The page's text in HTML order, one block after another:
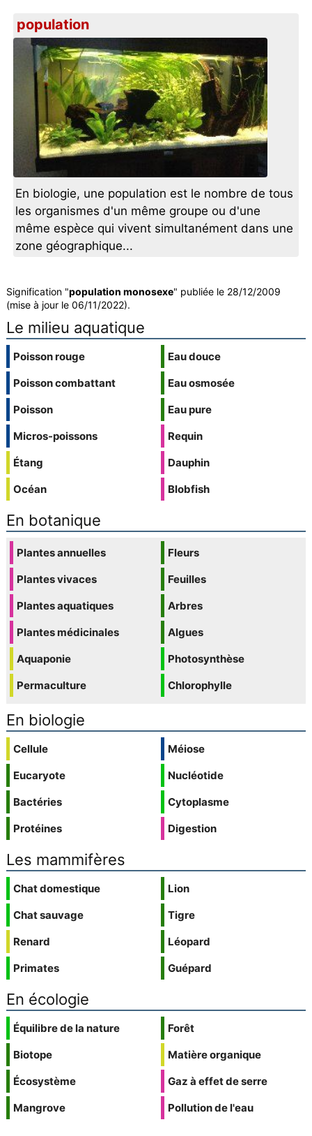
population
En biologie, une population est le nombre de tous
les organismes d'un même groupe ou d'une
même espèce qui vivent simultanément dans une
zone géographique...
Signification "population monosexe" publiée le 28/12/2009
(mise à jour le 06/11/2022).
Le milieu aquatique
Poisson rouge
Poisson combattant
Poisson
Micros-poissons
Étang
Océan
Eau douce
Eau osmosée
Eau pure
Requin
Dauphin
Blobfish
En botanique
Plantes annuelles
Plantes vivaces
Plantes aquatiques
Plantes médicinales
Aquaponie
Permaculture
Fleurs
Feuilles
Arbres
Algues
Photosynthèse
Chlorophylle
En biologie
Cellule
Eucaryote
Bactéries
Protéines
Méiose
Nucléotide
Cytoplasme
Digestion
Les mammifères
Chat domestique
Chat sauvage
Renard
Primates
Lion
Tigre
Léopard
Guépard
En écologie
Équilibre de la nature
Biotope
Écosystème
Mangrove
Forêt
Matière organique
Gaz à effet de serre
Pollution de l'eau